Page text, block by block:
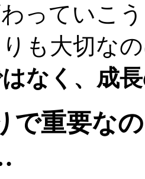
っていこ
も大切な
なく、成
で重要な